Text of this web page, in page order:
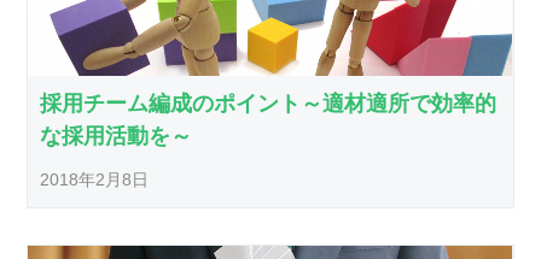
採用チーム編成のポイント～適材適所で効率的
な採用活動を～
2018年2月8日